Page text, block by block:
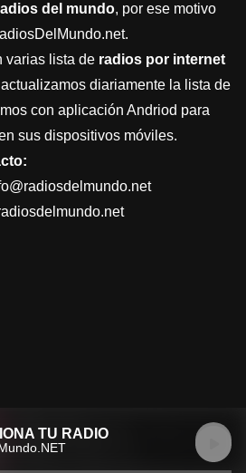
del mundo, por ese motivo
varias lista de radios por internet
actualizamos diariamente la lista de
con aplicación Andriod para
sus dispositivos móviles.
TU RADIO